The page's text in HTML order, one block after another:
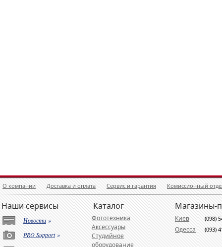
О компании Доставка и оплата Сервис и гарантия Комиссионный
Наши сервисы
Новости»
PRO Support»
Каталог
Фототехника
Аксессуары
Студийное
оборудование
Магазины-
Киев (098)
Одесса (093)